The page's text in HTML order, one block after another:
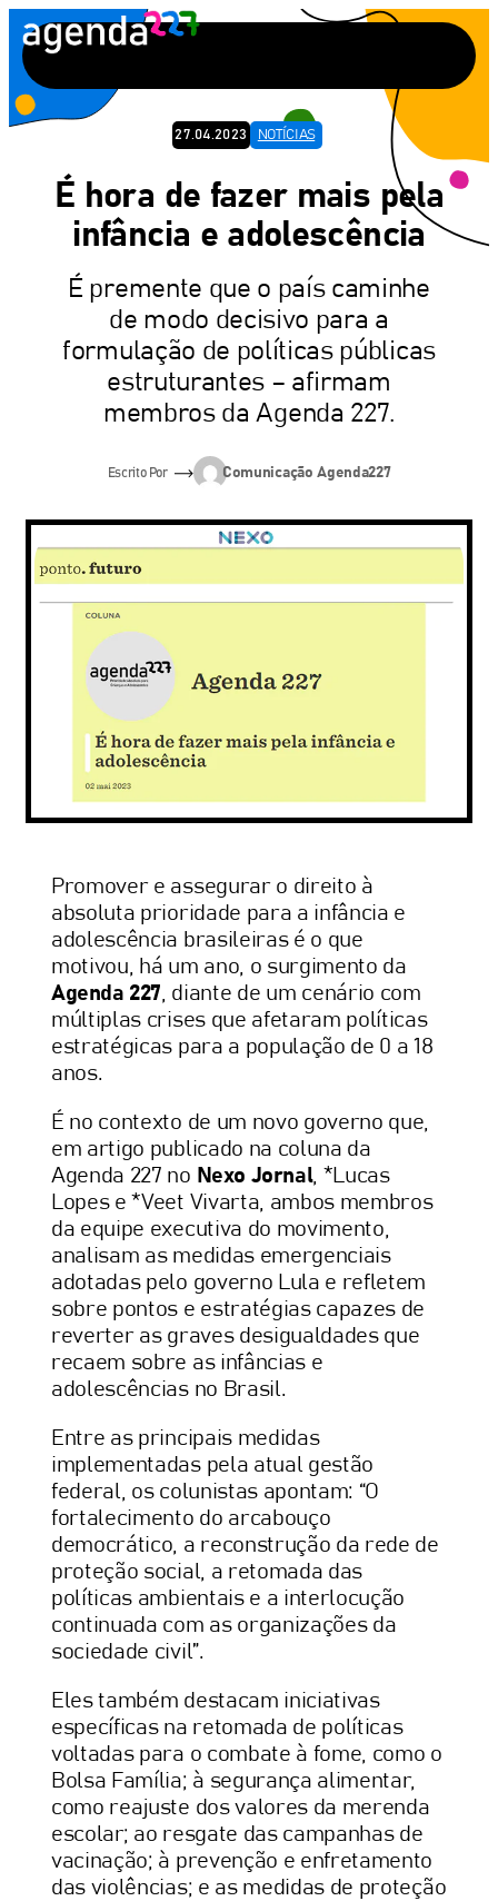
para
conteúdo
27.04.2023 NOTÍCIAS
É hora de fazer mais pela
infância e adolescência
É premente que o país caminhe
de modo decisivo para a
formulação de políticas públicas
estruturantes – afirmam
membros da Agenda 227.
Escrito Por Comunicação Agenda227
Promover e assegurar o direito à
absoluta prioridade para a infância e
adolescência brasileiras é o que
motivou, há um ano, o surgimento da
Agenda 227, diante de um cenário com
múltiplas crises que afetaram políticas
estratégicas para a população de 0 a 18
anos.
É no contexto de um novo governo que,
em artigo publicado na coluna da
Agenda 227 no Nexo Jornal, *Lucas
Lopes e *Veet Vivarta, ambos membros
da equipe executiva do movimento,
analisam as medidas emergenciais
adotadas pelo governo Lula e refletem
sobre pontos e estratégias capazes de
reverter as graves desigualdades que
recaem sobre as infâncias e
adolescências no Brasil.
Entre as principais medidas
implementadas pela atual gestão
federal, os colunistas apontam: “O
fortalecimento do arcabouço
democrático, a reconstrução da rede de
proteção social, a retomada das
políticas ambientais e a interlocução
continuada com as organizações da
sociedade civil”.
Eles também destacam iniciativas
específicas na retomada de políticas
voltadas para o combate à fome, como o
Bolsa Família; à segurança alimentar,
como reajuste dos valores da merenda
escolar; ao resgate das campanhas de
vacinação; à prevenção e enfretamento
das violências; e as medidas de proteção